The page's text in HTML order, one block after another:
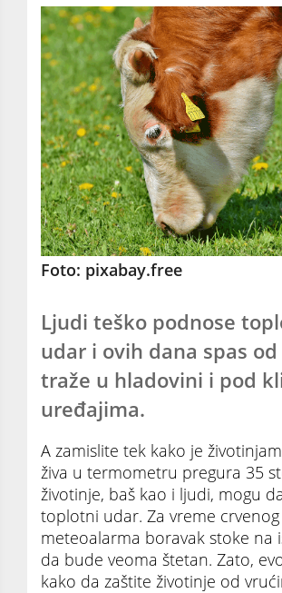
Foto: pixabay.free
Ljudi teško podnose
udar i ovih dana spas od
traže u hladovini i pod
uređajima.
A zamislite tek kako je
živa u termometru pregura 35
životinje, baš kao i ljudi, mogu
toplotni udar. Za vreme crvenog
meteoalarma boravak stoke na
da bude veoma štetan. Zato,
kako da zaštite životinje od